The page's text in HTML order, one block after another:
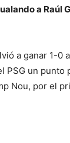
a Raúl
a ganar 1-0
PSG un punto
Nou, por el